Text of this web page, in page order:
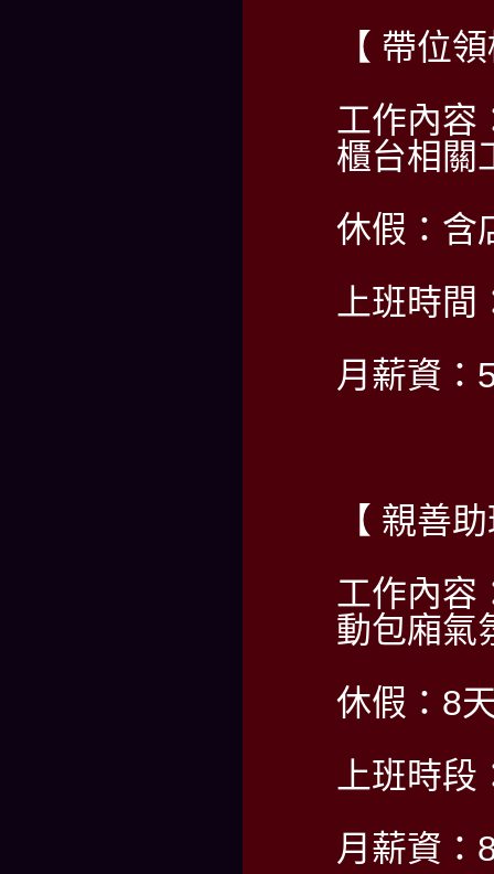
【 帶位
工作內容
櫃台相關
休假：含
上班時
月薪資：
【 親善
工作內容
動包廂氣
休假：8
上班時
月薪資：